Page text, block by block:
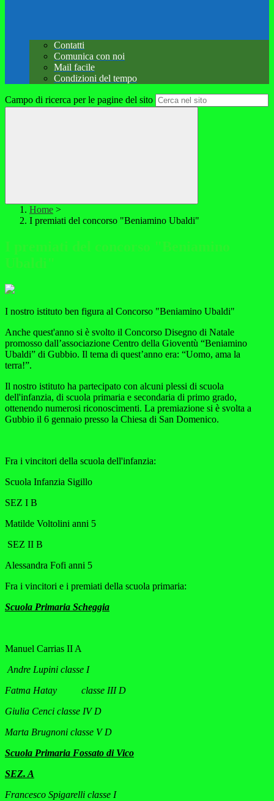
Contatti
Comunica con noi
Mail facile
Condizioni del tempo
Campo di ricerca per le pagine del sito
Home >
I premiati del concorso "Beniamino Ubaldi"
I premiati del concorso "Beniamino
Ubaldi"
I nostro istituto ben figura al Concorso "Beniamino Ubaldi"
Anche quest'anno si è svolto il Concorso Disegno di Natale
promosso dall’associazione Centro della Gioventù “Beniamino
Ubaldi” di Gubbio. Il tema di quest’anno era: “Uomo, ama la
terra!”.
Il nostro istituto ha partecipato con alcuni plessi di scuola
dell'infanzia, di scuola primaria e secondaria di primo grado,
ottenendo numerosi riconoscimenti. La premiazione si è svolta a
Gubbio il 6 gennaio presso la Chiesa di San Domenico.
Fra i vincitori della scuola dell'infanzia:
Scuola Infanzia Sigillo
SEZ I B
Matilde Voltolini anni 5
SEZ II B
Alessandra Fofi anni 5
Fra i vincitori e i premiati della scuola primaria:
Scuola Primaria Scheggia
Manuel Carrias II A
Andre Lupini classe I
Fatma Hatay classe III D
Giulia Cenci classe IV D
Marta Brugnoni classe V D
Scuola Primaria Fossato di Vico
SEZ. A
Francesco Spigarelli classe I